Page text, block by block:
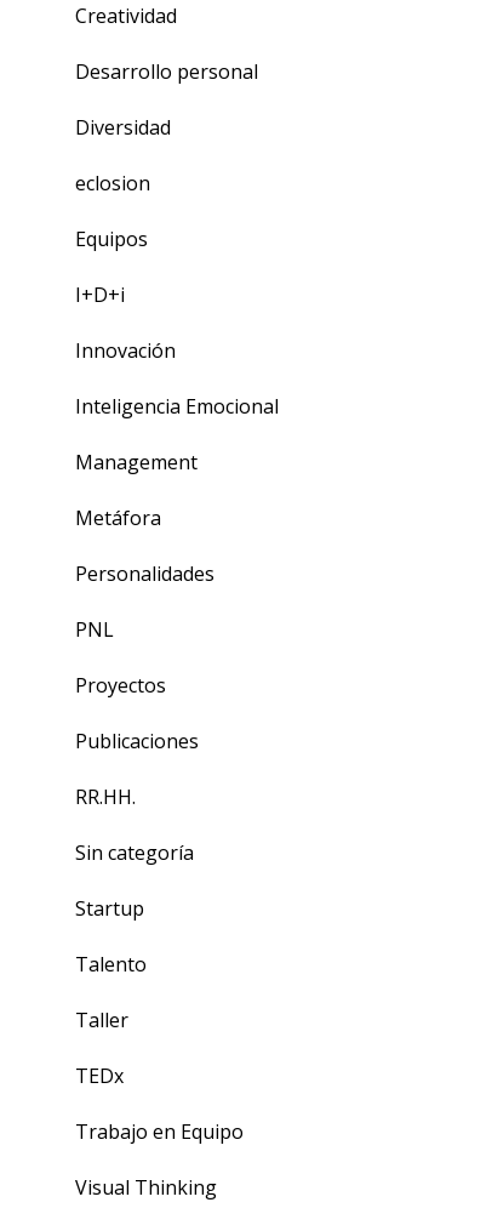
Creatividad
Desarrollo personal
Diversidad
eclosion
Equipos
I+D+i
Innovación
Inteligencia Emocional
Management
Metáfora
Personalidades
PNL
Proyectos
Publicaciones
RR.HH.
Sin categoría
Startup
Talento
Taller
TEDx
Trabajo en Equipo
Visual Thinking